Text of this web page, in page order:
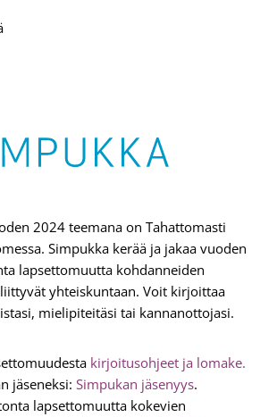
2024 teemana on Tahattomasti
Simpukka kerää ja jakaa vuoden
lapsettomuutta kohdanneiden
yhteiskuntaan. Voit kirjoittaa
mielipiteitäsi tai kannanottojasi.
kirjoitusohjeet ja lomake.
jäseneksi: Simpukan jäsenyys.
lapsettomuutta kokevien